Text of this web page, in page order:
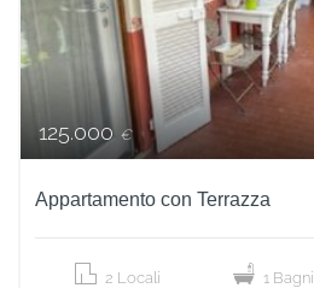
125.000 €
Appartamento con Terrazza
2 Locali 1 Bagni